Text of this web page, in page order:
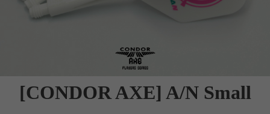
[CONDOR AXE] A/N Small